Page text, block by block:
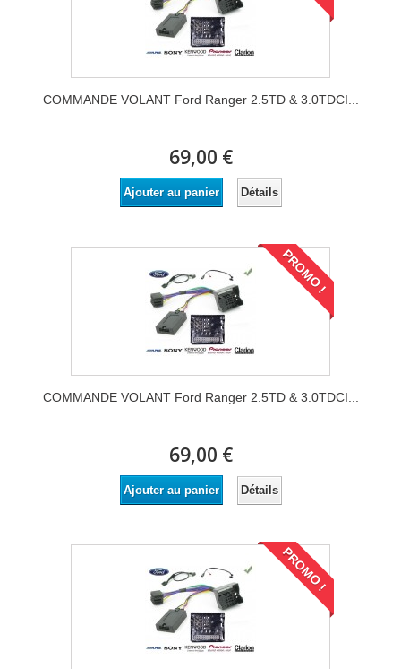
COMMANDE VOLANT Ford Ranger 2.5TD & 3.0TDCI...
69,00 €
Ajouter au panier Détails
PROMO !
COMMANDE VOLANT Ford Ranger 2.5TD & 3.0TDCI...
69,00 €
Ajouter au panier Détails
PROMO !